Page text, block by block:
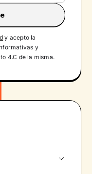
y acepto la
y
4.C de la misma.